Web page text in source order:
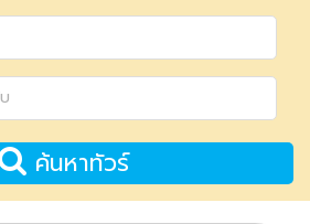
ค้นหาทัวร์